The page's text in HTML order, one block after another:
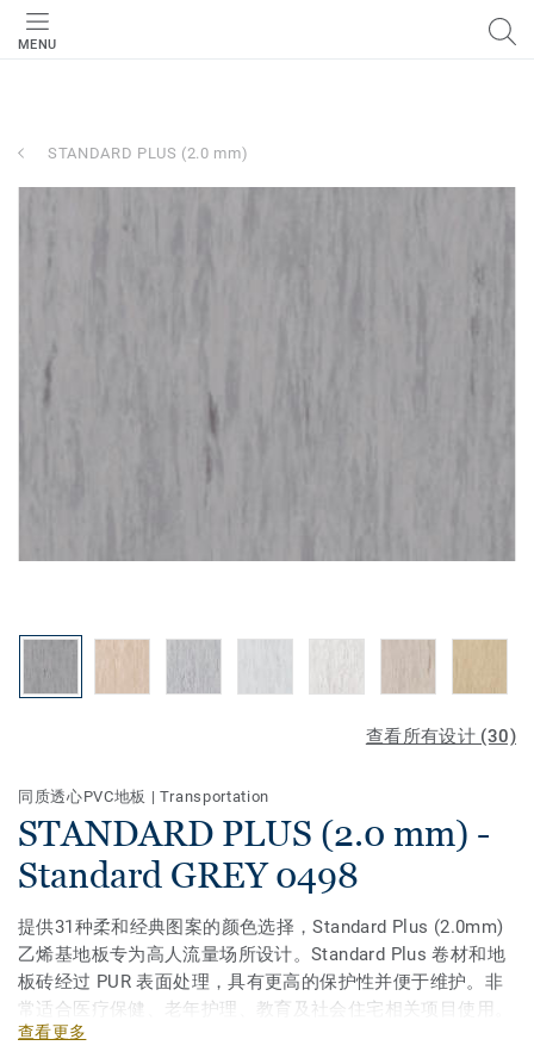
MENU
STANDARD PLUS (2.0 mm)
查看所有设计 (30)
同质透心PVC地板 | Transportation
STANDARD PLUS (2.0 mm) -
Standard GREY 0498
提供31种柔和经典图案的颜色选择，Standard Plus (2.0mm)
乙烯基地板专为高人流量场所设计。Standard Plus 卷材和地
板砖经过 PUR 表面处理，具有更高的保护性并便于维护。非
常适合医疗保健、老年护理、教育及社会住宅相关项目使用。
查看更多